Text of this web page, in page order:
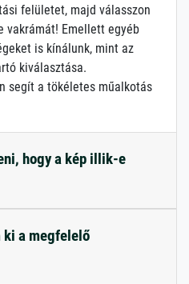
felületet, majd válasszon
vakrámát! Emellett egyéb
is kínálunk, mint az
kiválasztása.
segít a tökéletes műalkotás
hogy a kép illik-e
ki a megfelelő